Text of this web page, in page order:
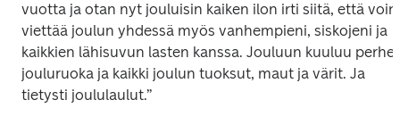
vuotta ja otan nyt jouluisin kaiken ilon irti siitä, että voin
viettää joulun yhdessä myös vanhempieni, siskojeni ja
kaikkien lähisuvun lasten kanssa. Jouluun kuuluu perhe,
jouluruoka ja kaikki joulun tuoksut, maut ja värit. Ja
tietysti joululaulut.”